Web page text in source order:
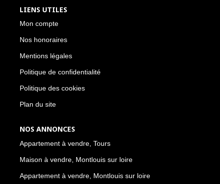
LIENS UTILES
Mon compte
Nos honoraires
Mentions légales
Politique de confidentialité
Politique des cookies
Plan du site
NOS ANNONCES
Appartement à vendre, Tours
Maison à vendre, Montlouis sur loire
Appartement à vendre, Montlouis sur loire